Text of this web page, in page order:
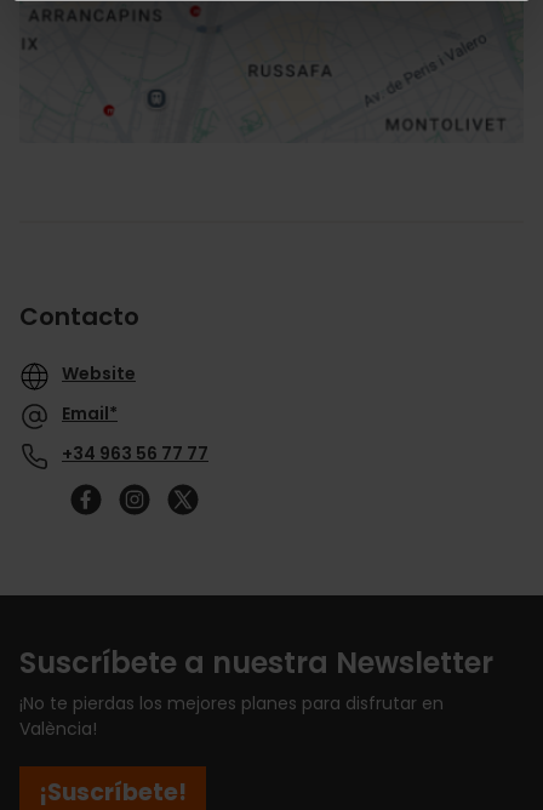
Cómo llegar
Contacto
Website
Email*
+34 963 56 77 77
Suscríbete a nuestra Newsletter
¡No te pierdas los mejores planes para disfrutar en
València!
¡Suscríbete!